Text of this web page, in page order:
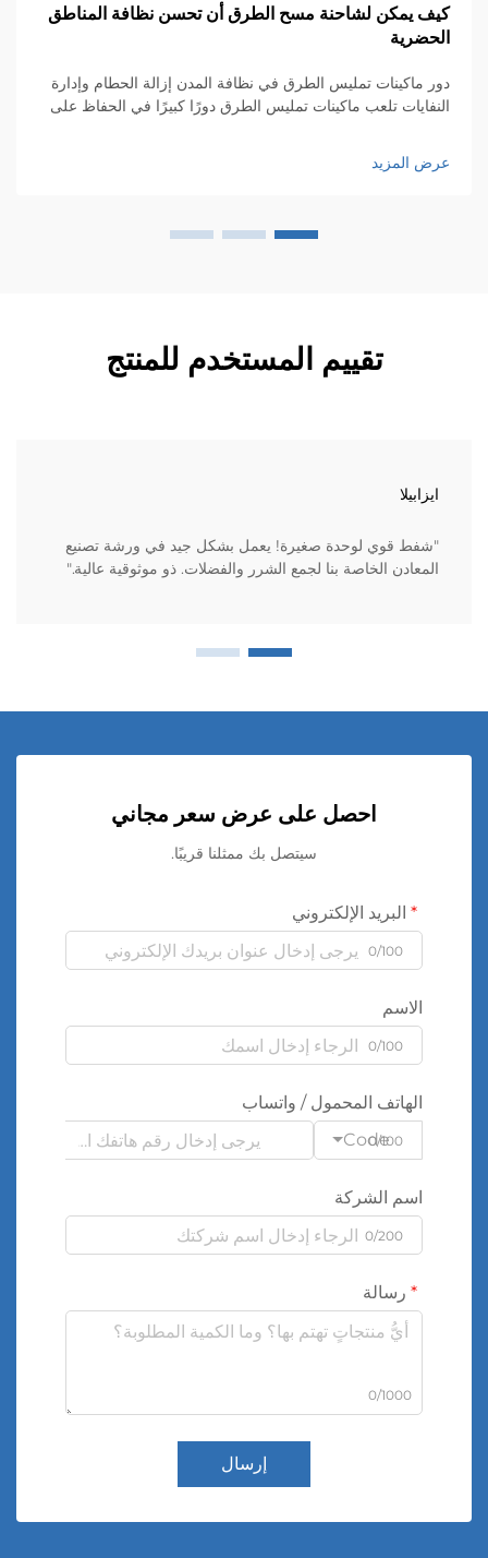
يمكن لشاحنة مسح الطرق أن تحسن نظافة المناطق
ماكينات تمليس الطرق في نظافة المدن إزالة الحطام وإدارة
تلعب ماكينات تمليس الطرق دورًا كبيرًا في الحفاظ على
والأوراق والغبار، وغير ذلك. بدون هؤلاء...
المزيد
تقييم المستخدم للمنتج
"شفط قوي لوحدة صغيرة! يعمل بشكل جيد في ورشة تصنيع
المعادن الخاصة بنا لجمع الشرر والفضلات. ذو موثوقية عالية."
احصل على عرض سعر مجاني
سيتصل بك ممثلنا قريبًا.
البريد الإلكتروني
الهاتف المحمول / واتساب
Code
اسم الشركة
رسالة